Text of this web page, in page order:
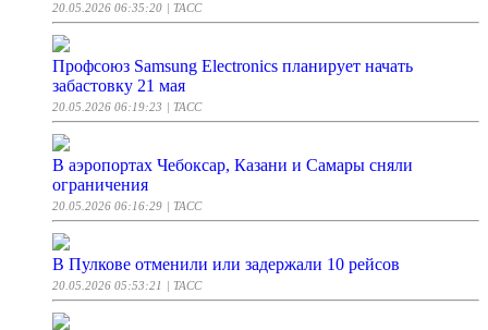
20.05.2026 06:35:20 | ТАСС
Профсоюз Samsung Electronics планирует начать
забастовку 21 мая
20.05.2026 06:19:23 | ТАСС
В аэропортах Чебоксар, Казани и Самары сняли
ограничения
20.05.2026 06:16:29 | ТАСС
В Пулкове отменили или задержали 10 рейсов
20.05.2026 05:53:21 | ТАСС